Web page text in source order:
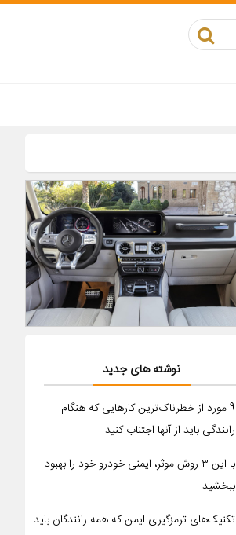
نوشته های جدید
9 مورد از خطرناک‌ترین کارهایی که هنگام
رانندگی باید از آنها اجتناب کنید
با این ۳ روش موثر، ایمنی خودرو خود را بهبود
ببخشید
تکنیک‌های ترمزگیری ایمن که همه رانندگان باید